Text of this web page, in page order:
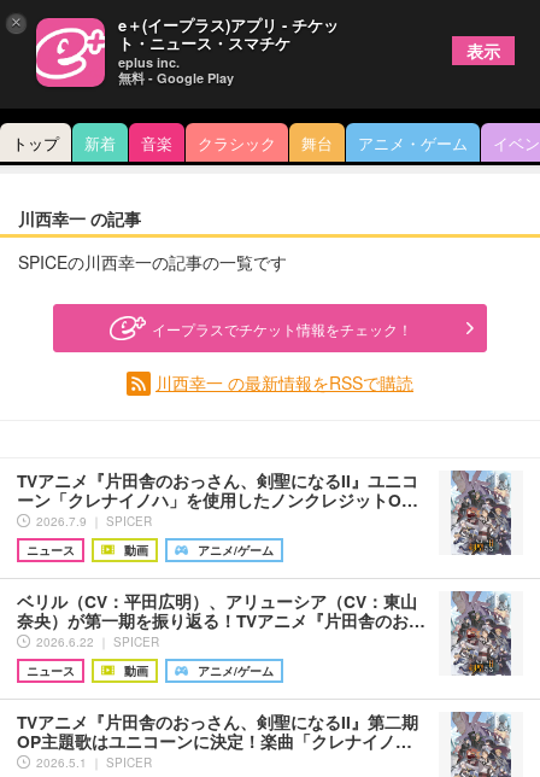
トップ 新着 音楽 クラシック 舞台 アニメ・ゲーム イベ
川西幸一 の記事
SPICEの川西幸一の記事の一覧です
イープラスでチケット情報をチェック！
川西幸一 の最新情報をRSSで購読
TVアニメ『片田舎のおっさん、剣聖になるII』ユニコ
ーン「クレナイノハ」を使用したノンクレジットO…
2026.7.9 ｜ SPICER
ニュース
動画 アニメ/ゲーム
ベリル（CV：平田広明）、アリューシア（CV：東山
奈央）が第一期を振り返る！TVアニメ『片田舎のお…
2026.6.22 ｜ SPICER
ニュース
動画 アニメ/ゲーム
TVアニメ『片田舎のおっさん、剣聖になるII』第二期
OP主題歌はユニコーンに決定！楽曲「クレナイノ…
2026.5.1 ｜ SPICER
× e＋(イープラス)アプリ - チケッ
ト・ニュース・スマチケ
eplus inc.
無料 - Google Play
表示